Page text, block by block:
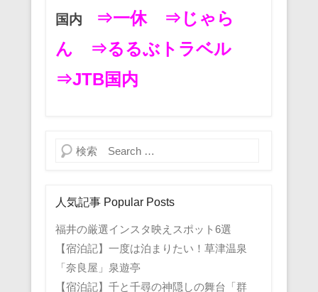
国内 ⇒一休
⇒じゃら
ん
⇒るるぶトラベル
⇒JTB国内
検索
人気記事 Popular Posts
福井の厳選インスタ映えスポット6選
【宿泊記】一度は泊まりたい！草津温泉
「奈良屋」泉遊亭
【宿泊記】千と千尋の神隠しの舞台「群